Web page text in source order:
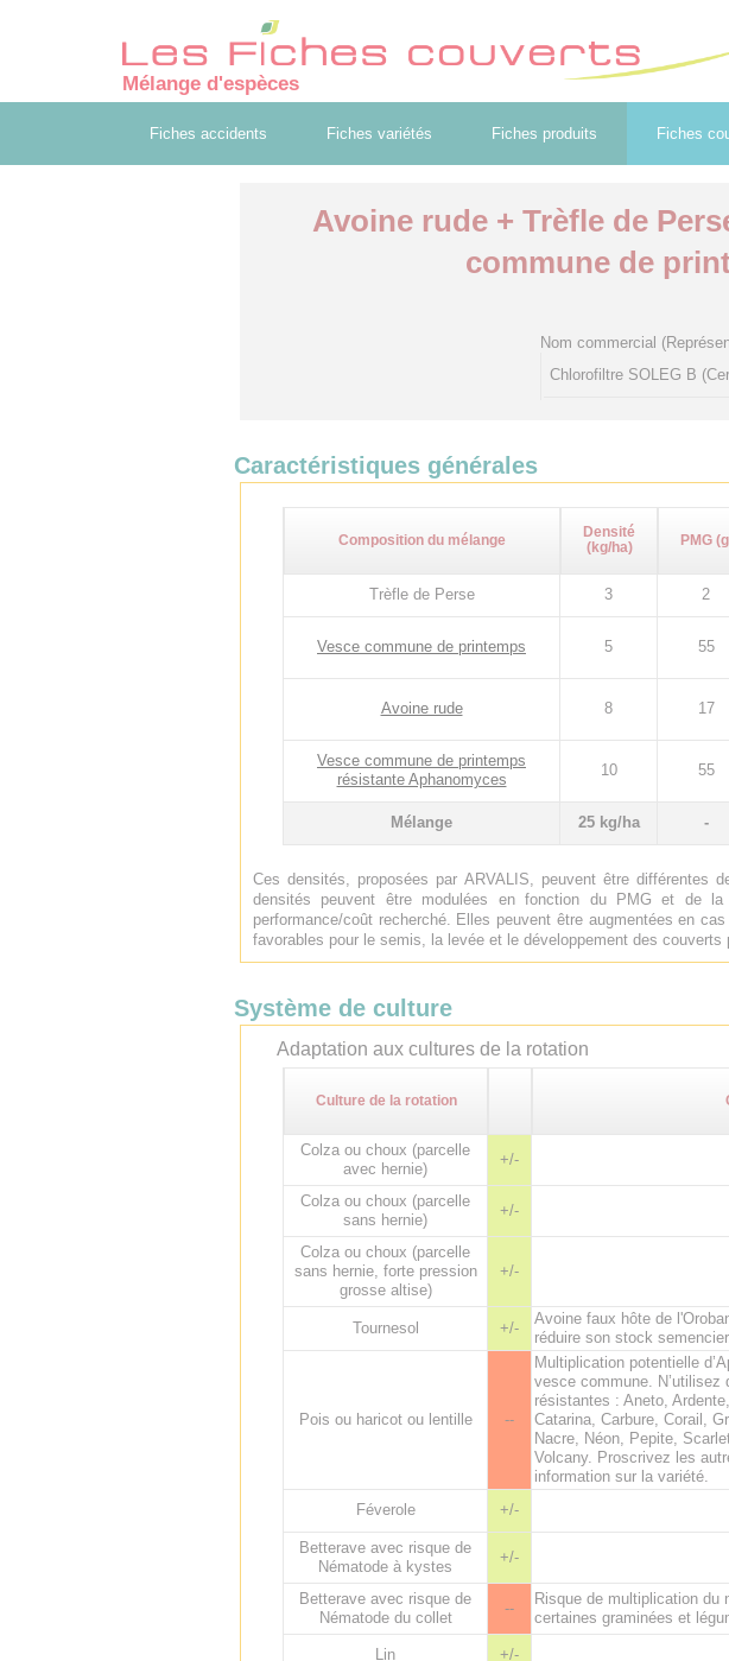
Mélange d'espèces
Fiches accidents Fiches variétés Fiches produits Fiches
Avoine rude + Trèfle de
commune de
Nom commercial
Chlorofiltre SOLEG B
Caractéristiques générales
Composition du mélange
Densité
(kg/ha)
PMG
Trèfle de Perse 3 2
Vesce commune de printemps 5 55
Avoine rude 8 17
Vesce commune de printemps
résistante Aphanomyces
10 55
Mélange 25 kg/ha -
Ces densités, proposées par ARVALIS, peuvent être différentes
densités peuvent être modulées en fonction du PMG et de
performance/coût recherché. Elles peuvent être augmentées en
favorables pour le semis, la levée et le développement des
Système de culture
Adaptation aux cultures de la rotation
Culture de la rotation
Colza ou choux (parcelle
avec hernie)
+/-
Colza ou choux (parcelle
sans hernie)
+/-
Colza ou choux (parcelle
sans hernie, forte pression
grosse altise)
+/-
Tournesol +/-
Avoine faux hôte de
réduire son stock
Pois ou haricot ou lentille --
Multiplication potentielle
vesce commune.
résistantes : Aneto,
Catarina, Carbure, Corail,
Nacre, Néon, Pepite,
Volcany. Proscrivez les
information sur la variété.
Féverole
+/-
Betterave avec risque de
Nématode à kystes
+/-
Betterave avec risque de
Nématode du collet
--
Risque de multiplication du
certaines graminées et
Lin +/-